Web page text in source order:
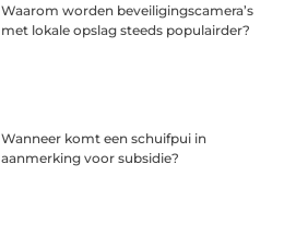
Waarom worden beveiligingscamera’s
met lokale opslag steeds populairder?
Wanneer komt een schuifpui in
aanmerking voor subsidie?